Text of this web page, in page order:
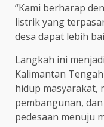
“Kami berharap
listrik yang
desa dapat lebih
Langkah ini
Kalimantan
hidup masyarakat,
pembangunan,
pedesaan menuju